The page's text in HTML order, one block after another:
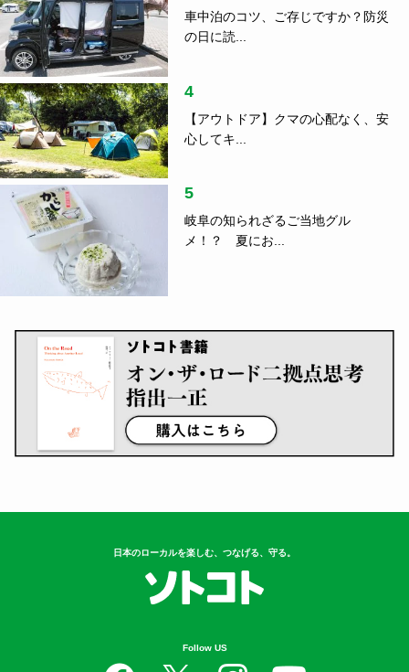
車中泊のコツ、ご存じですか？防災
の日に読...
4
【アウトドア】クマの心配なく、安
心してキ...
5
岐阜の知られざるご当地グル
メ！？ 夏にお...
日本のローカルを楽しむ、つなげる、守る。
Follow US